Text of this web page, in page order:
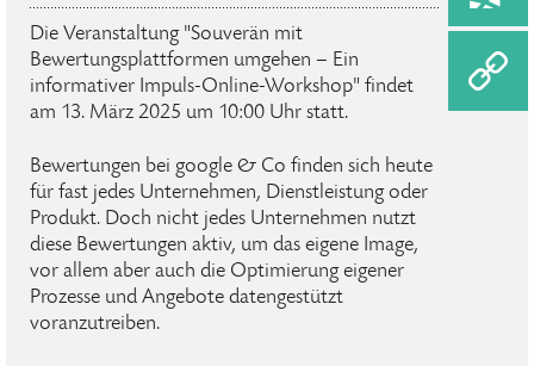
Die Veranstaltung "Souverän mit
Bewertungsplattformen umgehen – Ein
informativer Impuls-Online-Workshop" findet
am 13. März 2025 um 10:00 Uhr statt.
Bewertungen bei google & Co finden sich heute
für fast jedes Unternehmen, Dienstleistung oder
Produkt. Doch nicht jedes Unternehmen nutzt
diese Bewertungen aktiv, um das eigene Image,
vor allem aber auch die Optimierung eigener
Prozesse und Angebote datengestützt
voranzutreiben.